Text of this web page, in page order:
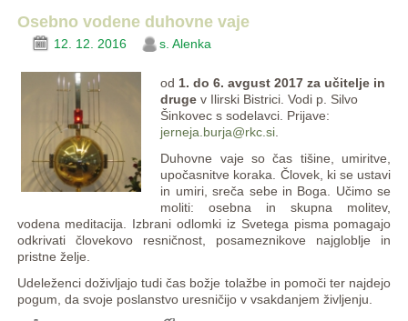
Osebno vodene duhovne vaje
12. 12. 2016 s. Alenka
od 1. do 6. avgust 2017 za učitelje in
drugev Ilirski Bistrici. Vodi p. Silvo
Šinkovec s sodelavci. Prijave:
jerneja.burja@rkc.si
Duhovne vaje so čas tišine, umiritve,
upočasnitve koraka. Človek, ki se ustavi
in umiri, sreča sebe in Boga. Učimo se
moliti: osebna in skupna molitev,
vodena meditacija. Izbrani odlomki iz Svetega pisma pomagajo
odkrivati človekovo resničnost, posameznikove najgloblje in
pristne želje.
Udeleženci doživljajo tudi čas božje tolažbe in pomoči ter najdejo
pogum, da svoje poslanstvo uresničijo v vsakdanjem življenju.